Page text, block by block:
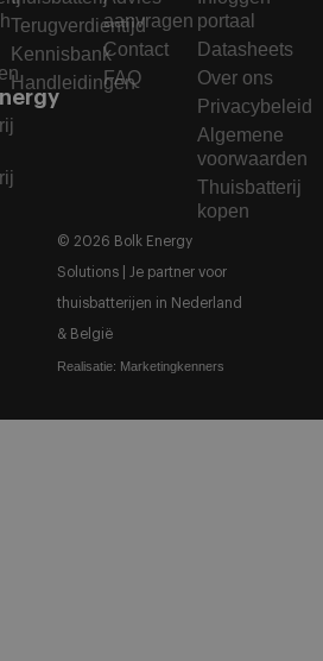
Terugverdientijd
Kennisbank
Handleidingen
aanvragen
Contact
FAQ
portaal
Datasheets
Over ons
Privacybeleid
Algemene
voorwaarden
Thuisbatterij
kopen
© 2026 Bolk Energy
Solutions | Je partner voor
thuisbatterijen in Nederland
& België
Realisatie: Marketingkenners